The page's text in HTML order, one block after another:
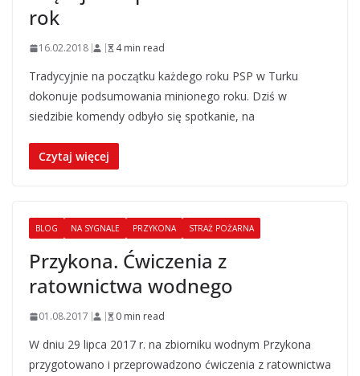
rok
16.02.2018 4 min read
Tradycyjnie na początku każdego roku PSP w Turku
dokonuje podsumowania minionego roku. Dziś w
siedzibie komendy odbyło się spotkanie, na
Czytaj więcej
BLOG NA SYGNALE PRZYKONA STRAŻ POŻARNA
Przykona. Ćwiczenia z
ratownictwa wodnego
01.08.2017 0 min read
W dniu 29 lipca 2017 r. na zbiorniku wodnym Przykona
przygotowano i przeprowadzono ćwiczenia z ratownictwa